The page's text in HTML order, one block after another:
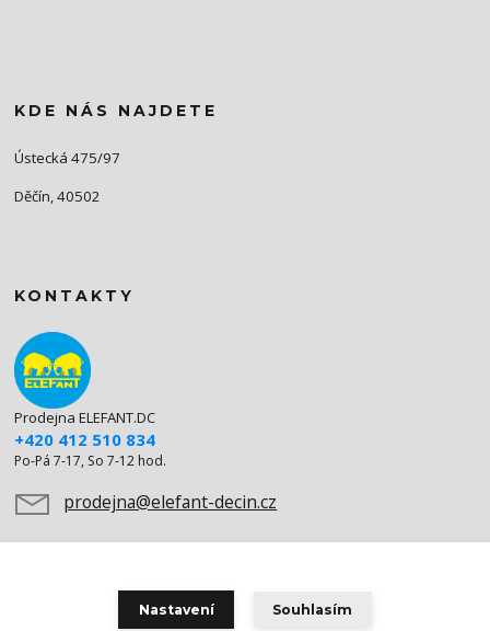
KDE NÁS NAJDETE
Ústecká 475/97
Děčín, 40502
KONTAKTY
Prodejna ELEFANT.DC
+420 412 510 834
Po-Pá 7-17, So 7-12 hod.
prodejna@elefant-decin.cz
Nastavení Souhlasím